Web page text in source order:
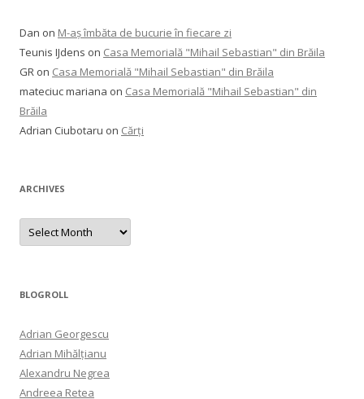
Dan on M-aș îmbăta de bucurie în fiecare zi
Teunis IJdens on Casa Memorială "Mihail Sebastian" din Brăila
GR on Casa Memorială "Mihail Sebastian" din Brăila
mateciuc mariana on Casa Memorială "Mihail Sebastian" din
Brăila
Adrian Ciubotaru on Cărți
ARCHIVES
Archives
BLOGROLL
Adrian Georgescu
Adrian Mihălțianu
Alexandru Negrea
Andreea Retea